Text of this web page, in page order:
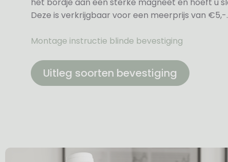
Deze is verkrijgbaar voor een meerprijs van €5,-.
Montage instructie blinde bevestiging
Uitleg soorten bevestiging